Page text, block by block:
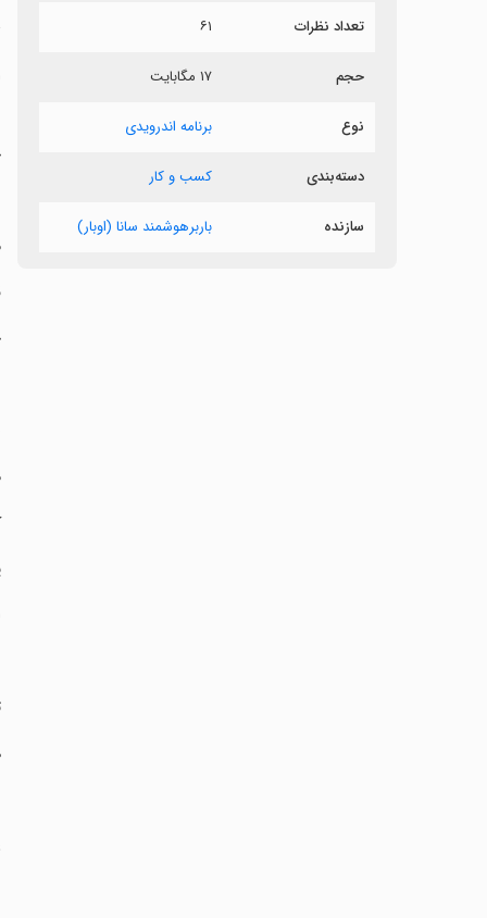
تعداد نظرات ۶۱
حجم ۱۷ مگابایت
نوع برنامه اندرویدی
دسته‌بندی کسب و کار
سازنده باربرهوشمند سانا (اوبار)